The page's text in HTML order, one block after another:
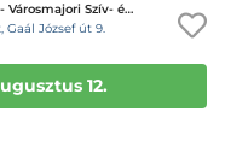
Semmelweis Prémium - Városmajori Szív- és Érgyógyászati Klinika
József út 9.
12.